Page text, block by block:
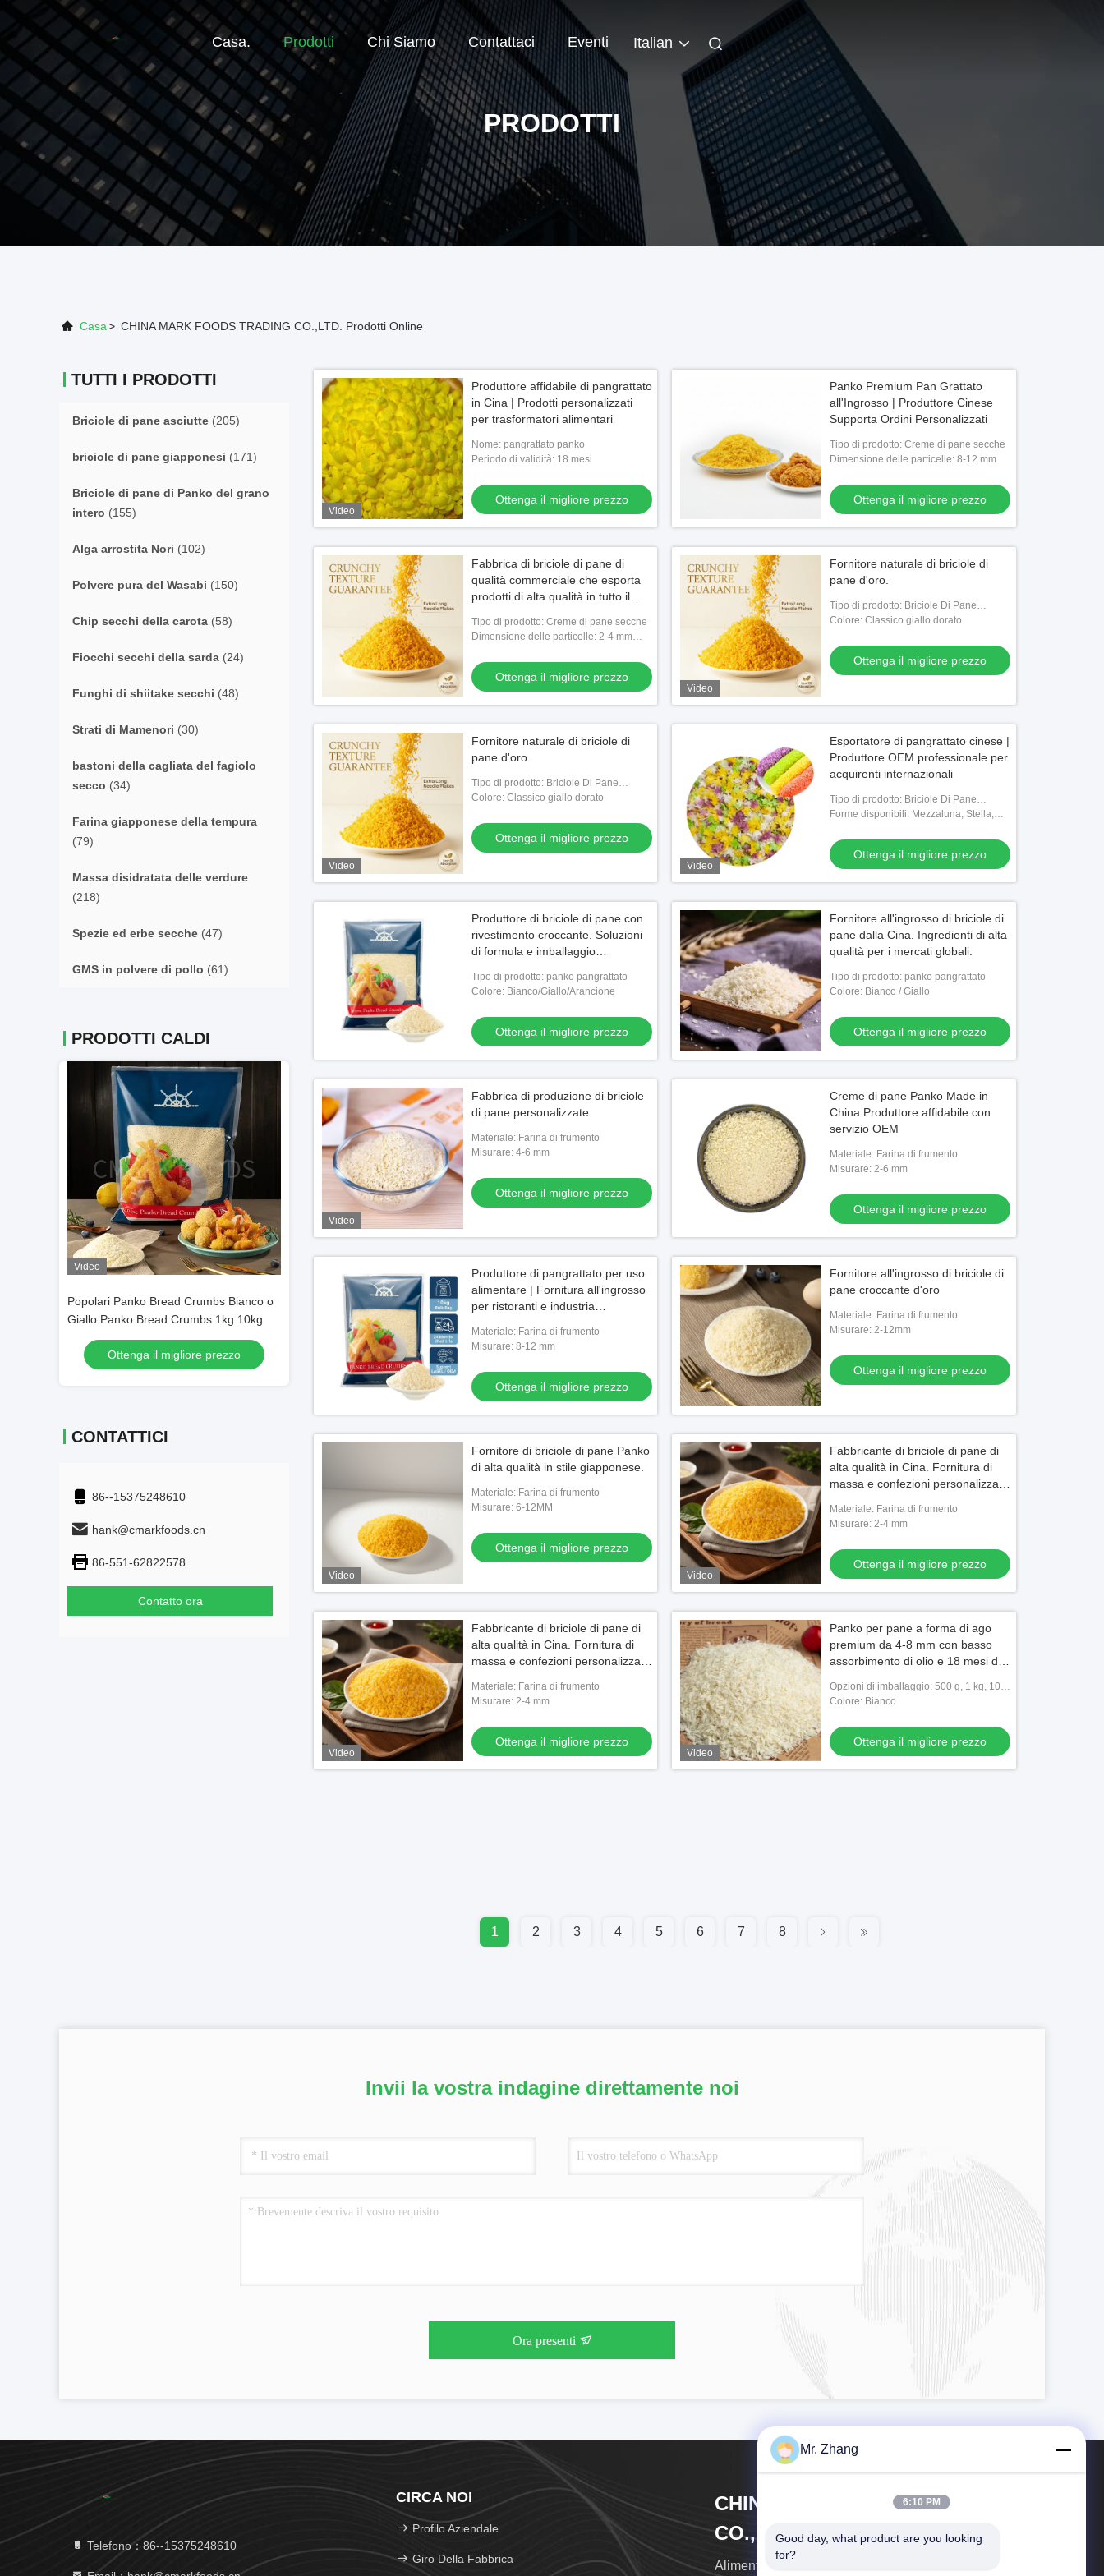
Casa. Prodotti Chi Siamo Contattaci Eventi Italian
PRODOTTI
Casa> CHINA MARK FOODS TRADING CO.,LTD. Prodotti Online
TUTTI I PRODOTTI
Briciole di pane asciutte (205)
briciole di pane giapponesi (171)
Briciole di pane di Panko del grano
intero (155)
Alga arrostita Nori (102)
Polvere pura del Wasabi (150)
Chip secchi della carota (58)
Fiocchi secchi della sarda (24)
Funghi di shiitake secchi (48)
Strati di Mamenori (30)
bastoni della cagliata del fagiolo
secco (34)
Farina giapponese della tempura
(79)
Massa disidratata delle verdure
(218)
Spezie ed erbe secche (47)
GMS in polvere di pollo (61)
PRODOTTI CALDI
Video
Popolari Panko Bread Crumbs Bianco o
Giallo Panko Bread Crumbs 1kg 10kg
Ottenga il migliore prezzo
Grado reale della polvere del Wasabi
una polvere per la fabbricazione della
pasta del Wasabi
Ottenga il migliore prezzo
Grado a grandezza naturale arrostito
dell'oro di 100 strati dell'alga per i sushi
di rotolamento
I sushi caldi della carta della soia di
Mamenori di vendita rotolano gli involucri
ifferent della soia dei sushi di colore
Ottenga il migliore prezzo
Video
mm certificato HACCP per cibi fritti
Ottenga il migliore prezzo
CONTATTICI
86--15375248610
hank@cmarkfoods.cn
86-551-62822578
Contatto ora
Video
Produttore affidabile di pangrattato
in Cina | Prodotti personalizzati
per trasformatori alimentari
Nome: pangrattato panko
Periodo di validità: 18 mesi
Ottenga il migliore prezzo
Panko Premium Pan Grattato
all'Ingrosso | Produttore Cinese
Supporta Ordini Personalizzati
Tipo di prodotto: Creme di pane secche
Dimensione delle particelle: 8-12 mm
Ottenga il migliore prezzo
Fabbrica di briciole di pane di
qualità commerciale che esporta
prodotti di alta qualità in tutto il
Tipo di prodotto: Creme di pane secche
Dimensione delle particelle: 2-4 mm
Ottenga il migliore prezzo
Video
Fornitore naturale di briciole di
pane d'oro.
Tipo di prodotto: Briciole Di Pane
Giapponese (Panko)
Colore: Classico giallo dorato
Ottenga il migliore prezzo
Video
Fornitore naturale di briciole di
pane d'oro.
Tipo di prodotto: Briciole Di Pane
Giapponese (Panko)
Colore: Classico giallo dorato
Ottenga il migliore prezzo
Video
Esportatore di pangrattato cinese |
Produttore OEM professionale per
acquirenti internazionali
Tipo di prodotto: Briciole Di Pane
Giapponese (Panko)
Forme disponibili: Mezzaluna, Stella,
Ottenga il migliore prezzo
Produttore di briciole di pane con
rivestimento croccante. Soluzioni
di formula e imballaggio
Tipo di prodotto: panko pangrattato
Colore: Bianco/Giallo/Arancione
Ottenga il migliore prezzo
Fornitore all'ingrosso di briciole di
pane dalla Cina. Ingredienti di alta
qualità per i mercati globali.
Tipo di prodotto: panko pangrattato
Colore: Bianco / Giallo
Ottenga il migliore prezzo
Video
Fabbrica di produzione di briciole
di pane personalizzate.
Materiale: Farina di frumento
Misurare: 4-6 mm
Ottenga il migliore prezzo
Creme di pane Panko Made in
China Produttore affidabile con
servizio OEM
Materiale: Farina di frumento
Misurare: 2-6 mm
Ottenga il migliore prezzo
Produttore di pangrattato per uso
alimentare | Fornitura all'ingrosso
per ristoranti e industria
Materiale: Farina di frumento
Misurare: 8-12 mm
Ottenga il migliore prezzo
Fornitore all'ingrosso di briciole di
pane croccante d'oro
Materiale: Farina di frumento
Misurare: 2-12mm
Ottenga il migliore prezzo
Video
Fornitore di briciole di pane Panko
di alta qualità in stile giapponese.
Materiale: Farina di frumento
Misurare: 6-12MM
Ottenga il migliore prezzo
Video
Fabbricante di briciole di pane di
alta qualità in Cina. Fornitura di
massa e confezioni personalizzate
Materiale: Farina di frumento
Misurare: 2-4 mm
Ottenga il migliore prezzo
Video
Fabbricante di briciole di pane di
alta qualità in Cina. Fornitura di
massa e confezioni personalizzate
Materiale: Farina di frumento
Misurare: 2-4 mm
Ottenga il migliore prezzo
Video
Panko per pane a forma di ago
premium da 4-8 mm con basso
assorbimento di olio e 18 mesi di
Opzioni di imballaggio: 500 g, 1 kg, 10
kg, 20 kg per sacchetto
Colore: Bianco
Ottenga il migliore prezzo
1 2 3 4 5 6 7 8
Invii la vostra indagine direttamente noi
Ora presenti
Telefono：86--15375248610
CIRCA NOI
Profilo Aziendale
Giro Della Fabbrica
CHINA MARK FOODS TRADING
CO.,LTD.
Alimenti del segno della Cina che vendono il Co., srl.
Mr. Zhang
6:10 PM
Good day, what product are you looking
for?